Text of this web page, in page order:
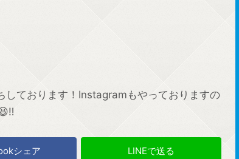
しております！Instagramもやっておりますの
シェア LINEで送る